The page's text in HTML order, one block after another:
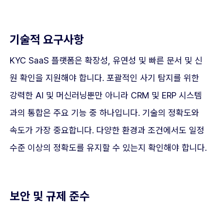
기술적 요구사항
KYC SaaS 플랫폼은 확장성, 유연성 및 빠른 문서 및 신
원 확인을 지원해야 합니다. 포괄적인 사기 탐지를 위한
강력한 AI 및 머신러닝뿐만 아니라 CRM 및 ERP 시스템
과의 통합은 주요 기능 중 하나입니다. 기술의 정확도와
속도가 가장 중요합니다. 다양한 환경과 조건에서도 일정
수준 이상의 정확도를 유지할 수 있는지 확인해야 합니다.
보안 및 규제 준수